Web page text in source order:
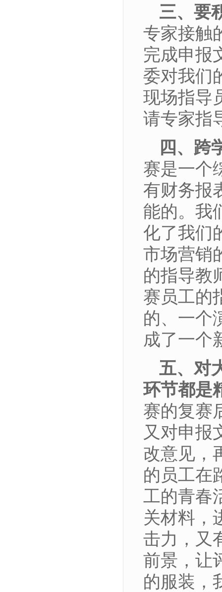
三、要
专家接触
完成申报
委对我们
现场指导
请专家指
四、跨
赛是一个
有财务报
能的。我
化了我们
市场营销
的指导教
赛员工的
的、一个
成了一个
五、对
环节都是
赛的复赛
又对申报
改意见，
的员工在
工的青春
关材料，
击力，又
前景，让
的服装，